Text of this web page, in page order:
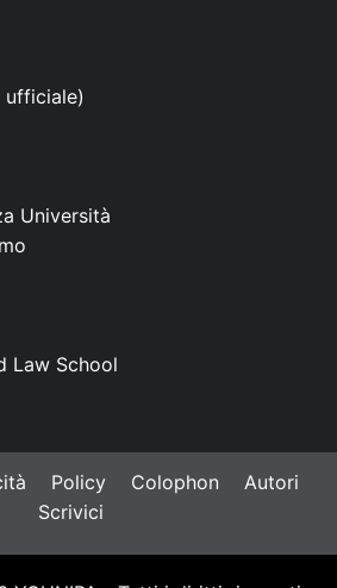
ufficiale)
Università
Law School
Policy Colophon
Autori
Scrivici